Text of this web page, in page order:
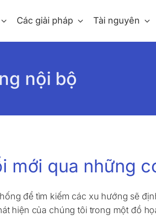
Các giải pháp Tài nguyên
nội bộ
mới qua những
để tìm kiếm các xu hướng sẽ
hiện của chúng tôi trong một đồ